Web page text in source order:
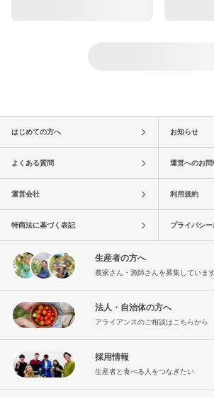
はじめての方へ お知らせ
よくある質問 運営へのお
運営会社 利用規約
特商法に基づく表記 プライバシ
生産者の方へ
農家さん・漁師さんを募集していま
法人・自治体の方へ
アライアンスのご相談はこちらから
採用情報
生産者と食べる人をつなぎたい